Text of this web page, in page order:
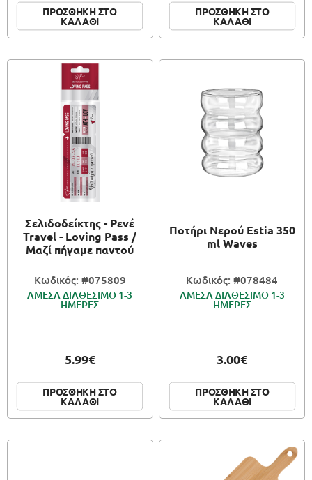
ΠΡΟΣΘΗΚΗ ΣΤΟ
ΚΑΛΑΘΙ
ΠΡΟΣΘΗΚΗ ΣΤΟ
ΚΑΛΑΘΙ
Σελιδοδείκτης - Ρενέ
Travel - Loving Pass /
Μαζί πήγαμε παντού
Κωδικός: #075809
ΑΜΕΣΑ ΔΙΑΘΕΣΙΜΟ 1-3
ΗΜΕΡΕΣ
5.99€
ΠΡΟΣΘΗΚΗ ΣΤΟ
ΚΑΛΑΘΙ
Ποτήρι Νερού Estia 350
ml Waves
Κωδικός: #078484
ΑΜΕΣΑ ΔΙΑΘΕΣΙΜΟ 1-3
ΗΜΕΡΕΣ
3.00€
ΠΡΟΣΘΗΚΗ ΣΤΟ
ΚΑΛΑΘΙ